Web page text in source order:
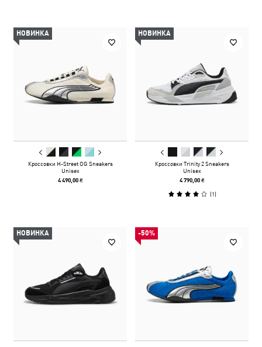
НОВИНКА
Кроссовки H-Street OG Sneakers
Unisex
4 490,00 ₴
НОВИНКА
Кроссовки Trinity 2 Sneakers
Unisex
4 790,00 ₴
(1)
НОВИНКА -50%